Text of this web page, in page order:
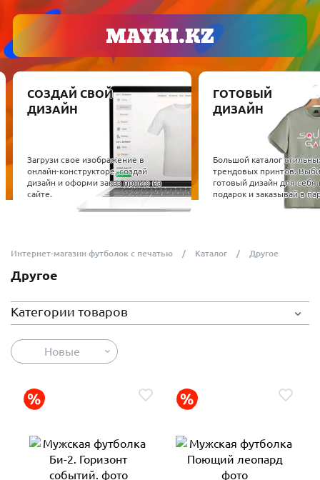
СОЗДАЙ СВОЙ
ДИЗАЙН
Загрузи свое изображение в
онлайн-конструкторе, создай
дизайн и оформи заказ прямо на
сайте.
ГОТОВЫЙ
ДИЗАЙН
Большой каталог
трендовых принтов.
готовый дизайн для себя
подарок и заказывай в
Интернет-магазин футболок с печатью Каталог Другое
Другое
Категории товаров
Новые